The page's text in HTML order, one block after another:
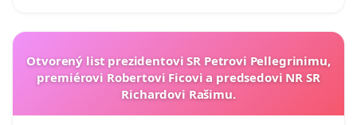
Otvorený list prezidentovi SR Petrovi Pellegrinimu,
premiérovi Robertovi Ficovi a predsedovi NR SR
Richardovi Rašimu.